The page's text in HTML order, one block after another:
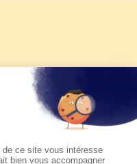
d'été 2026 de KTO
du pape Léon
suivre sur KTO le